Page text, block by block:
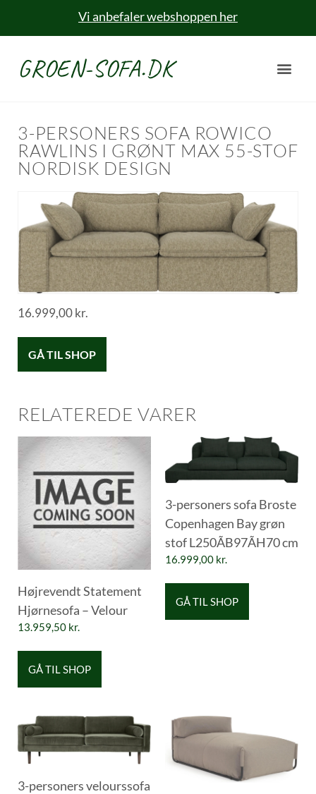
Vi anbefaler webshoppen her
GROEN-SOFA.DK
3-PERSONERS SOFA ROWICO
RAWLINS I GRØNT MAX 55-STOF
NORDISK DESIGN
16.999,00kr.
GÅ TIL SHOP
RELATEREDE VARER
Højrevendt Statement
Hjørnesofa – Velour
13.959,50 kr.
GÅ TIL SHOP
3-personers sofa Broste
Copenhagen Bay grøn
stof L250ÃB97ÃH70 cm
16.999,00 kr.
GÅ TIL SHOP
3-personers velourssofa